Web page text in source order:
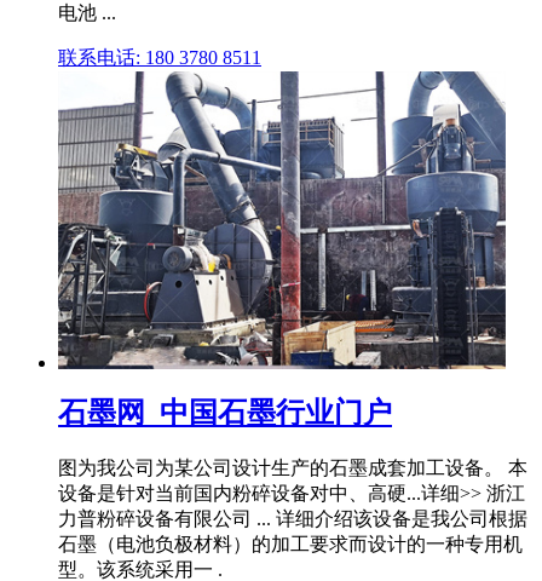
电池 ...
联系电话: 180 3780 8511
石墨网_中国石墨行业门户
图为我公司为某公司设计生产的石墨成套加工设备。 本
设备是针对当前国内粉碎设备对中、高硬...详细>> 浙江
力普粉碎设备有限公司 ... 详细介绍该设备是我公司根据
石墨（电池负极材料）的加工要求而设计的一种专用机
型。该系统采用一 .